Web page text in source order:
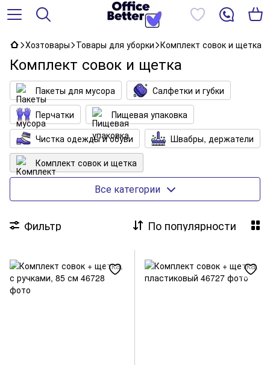
Хозтовары Товары для уборки Комплект совок и щетка
Комплект совок и щетка
Пакеты для мусора
Салфетки и губки
Перчатки
Пищевая упаковка
Чистка одежды и обуви
Швабры, держатели
Комплект совок и щетка
Корзины, ведра и ковши
Все категории
Фильтр По популярности